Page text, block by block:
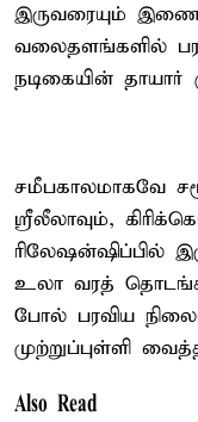
இருவரையும்
வலைதளங்களில்
நடிகையின் தாயார்
சமீபகாலமாகவே
ஸ்ரீலீலாவும்,
ரிலேஷன்ஷிப்பில்
உலா வரத்
போல் பரவிய
முற்றுப்புள்ளி
Also Read